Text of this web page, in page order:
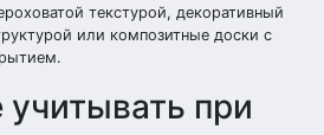
текстурой, декоративный
или композитные доски с
при